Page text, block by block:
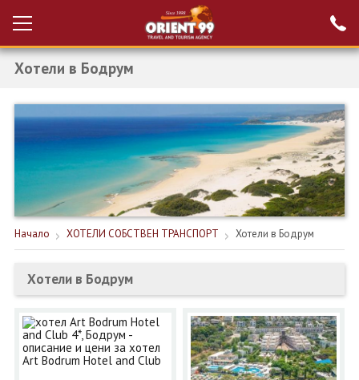
Вход за агенти
РАННИ ЗАПИСВАНИЯ ТУРЦИЯ
НОВА ГОДИНА ТУРЦИЯ
НОВА ГОДИНА
ПОЧИВКИ
КРУИЗИ
ЕКЗОТИКА
ЕКСКУРЗИИ
ОЩЕ
Хотели в Бодрум
Начало ХОТЕЛИ СОБСТВЕН ТРАНСПОРТ Хотели в Бодрум
Хотели в Бодрум